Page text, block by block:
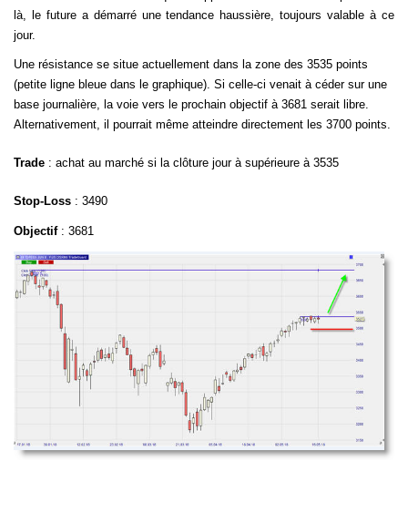
là, le future a démarré une tendance haussière, toujours valable à ce
jour.
Une résistance se situe actuellement dans la zone des 3535 points
(petite ligne bleue dans le graphique). Si celle-ci venait à céder sur une
base journalière, la voie vers le prochain objectif à 3681 serait libre.
Alternativement, il pourrait même atteindre directement les 3700 points.
Trade : achat au marché si la clôture jour à supérieure à 3535
Stop-Loss : 3490
Objectif: 3681